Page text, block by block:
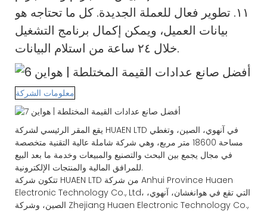
١١. تطوير فعال للعملة الجديدة. كل ما تحتاجه هو
بيانات العميل، ويمكن إكمال برنامج التشغيل
خلال ٢٤ ساعة من استلام البيانات.
معلومات الشركة
يقع المقر الرئيسي لشركة HUAEN LTD في آنهوي، الصين، وتغطي
مساحة 18600 متر مربع، وهي شركة شاملة عالية التقنية متخصصة
في مجال يجمع بين البحث والتصنيع والمبيعات وخدمة ما بعد البيع
للمرافق المالية والمنتجات الإلكترونية.
تتكون شركة HUAEN LTD من شركة Anhui Province Huaen
Electronic Technology Co., Ltd، التي تقع في هوانغشان، آنهوي،
الصين، وشركة Zhejiang Huaen Electronic Technology Co.,